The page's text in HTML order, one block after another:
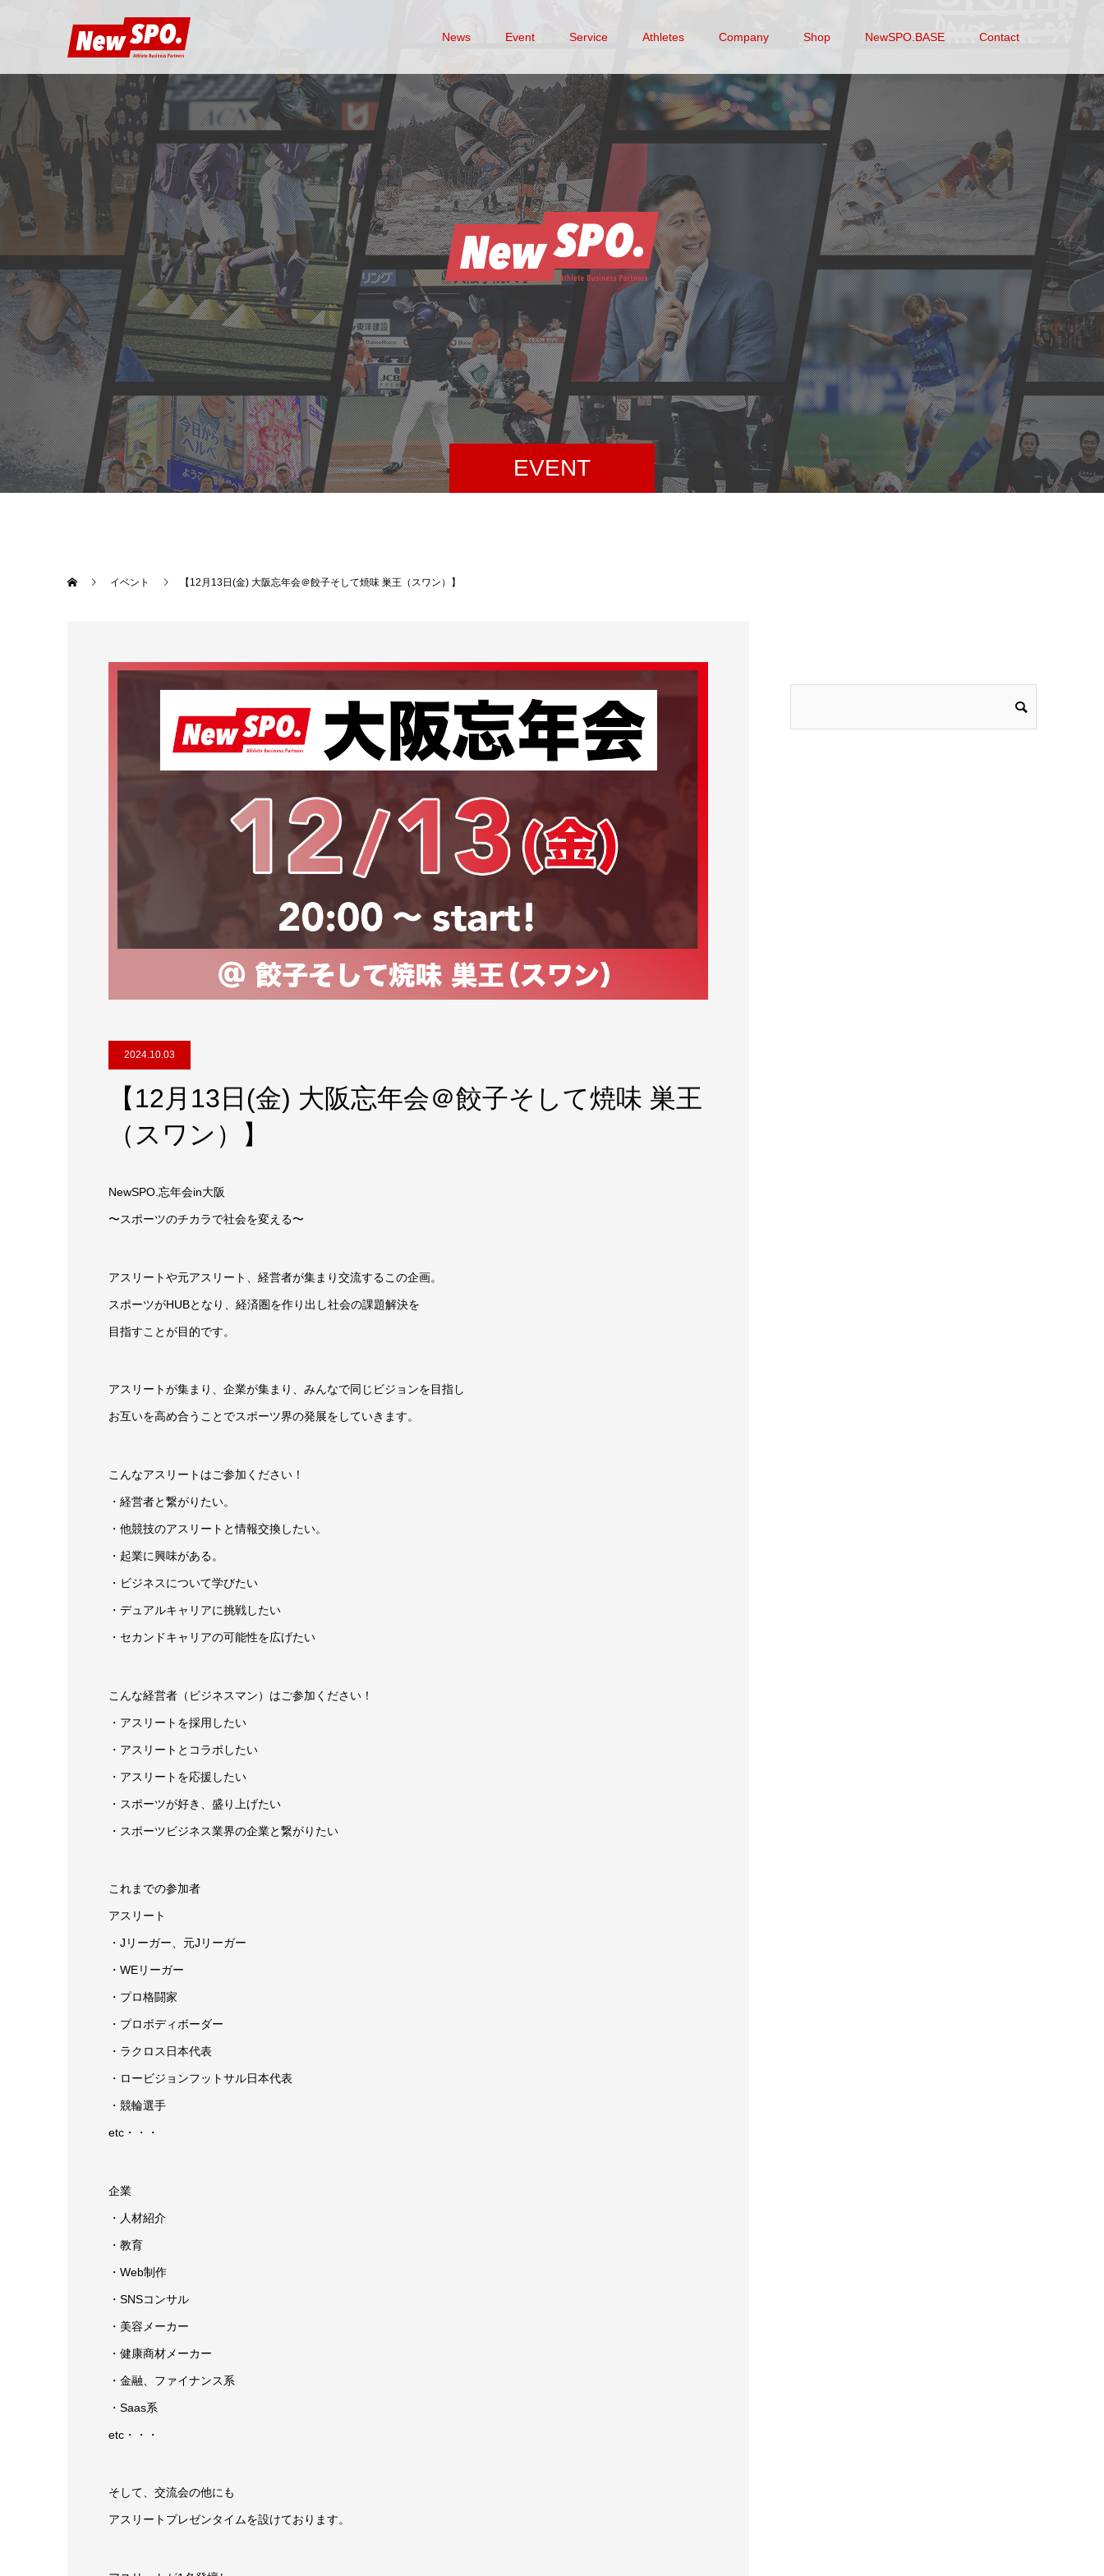
News Event Service Athletes Company Shop NewSPO.BASE Contact
EVENT
イベント 【12月13日(金) 大阪忘年会＠餃子そして焼味 巣王（スワン）】
2024.10.03
【12月13日(金) 大阪忘年会＠餃子そして焼味 巣王
（スワン）】
NewSPO.忘年会in大阪
〜スポーツのチカラで社会を変える〜
アスリートや元アスリート、経営者が集まり交流するこの企画。
スポーツがHUBとなり、経済圏を作り出し社会の課題解決を
目指すことが目的です。
アスリートが集まり、企業が集まり、みんなで同じビジョンを目指し
お互いを高め合うことでスポーツ界の発展をしていきます。
こんなアスリートはご参加ください！
・経営者と繋がりたい。
・他競技のアスリートと情報交換したい。
・起業に興味がある。
・ビジネスについて学びたい
・デュアルキャリアに挑戦したい
・セカンドキャリアの可能性を広げたい
こんな経営者（ビジネスマン）はご参加ください！
・アスリートを採用したい
・アスリートとコラボしたい
・アスリートを応援したい
・スポーツが好き、盛り上げたい
・スポーツビジネス業界の企業と繋がりたい
これまでの参加者
アスリート
・Jリーガー、元Jリーガー
・WEリーガー
・プロ格闘家
・プロボディボーダー
・ラクロス日本代表
・ロービジョンフットサル日本代表
・競輪選手
etc・・・
企業
・人材紹介
・教育
・Web制作
・SNSコンサル
・美容メーカー
・健康商材メーカー
・金融、ファイナンス系
・Saas系
etc・・・
そして、交流会の他にも
アスリートプレゼンタイムを設けております。